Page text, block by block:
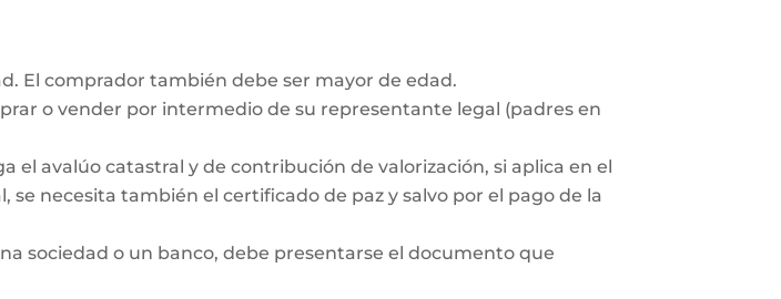
El comprador también debe ser mayor de edad.
o vender por intermedio de su representante legal (padres en
el avalúo catastral y de contribución de valorización, si aplica en el
necesita también el certificado de paz y salvo por el pago de la
sociedad o un banco, debe presentarse el documento que